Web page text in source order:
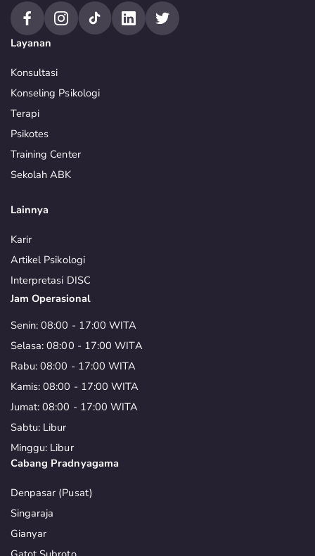
Layanan
Konsultasi
Konseling Psikologi
Terapi
Psikotes
Training Center
Sekolah ABK
Lainnya
Karir
Artikel Psikologi
Interpretasi DISC
Jam Operasional
Senin: 08:00 - 17:00 WITA
Selasa: 08:00 - 17:00 WITA
Rabu: 08:00 - 17:00 WITA
Kamis: 08:00 - 17:00 WITA
Jumat: 08:00 - 17:00 WITA
Sabtu: Libur
Minggu: Libur
Cabang Pradnyagama
Denpasar (Pusat)
Singaraja
Gianyar